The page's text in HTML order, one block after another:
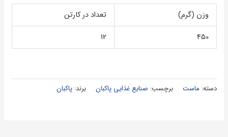
وزن (گرم)
تعداد در کارتن
450
12
دسته: ماست برچسب: صنایع غذایی پاکبان برند:پاکبان